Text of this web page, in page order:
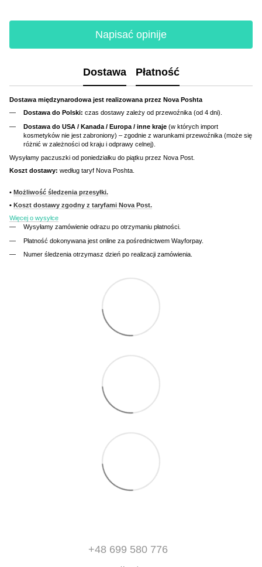
Napisać opinije
Dostawa Płatność
Dostawa międzynarodowa jest realizowana przez Nova Poshta
Dostawa do Polski: czas dostawy zależy od przewoźnika (od 4 dni).
Dostawa do USA / Kanada / Europa / inne kraje (w których import
kosmetyków nie jest zabroniony) – zgodnie z warunkami przewoźnika (może się
różnić w zależności od kraju i odprawy celnej).
Wysyłamy paczuszki od poniedziałku do piątku przez Nova Post.
Koszt dostawy: według taryf Nova Poshta.
• Możliwość śledzenia przesyłki.
• Koszt dostawy zgodny z taryfami Nova Post.
Więcej o wysyłce
Wysyłamy zamówienie odrazu po otrzymaniu płatności.
Płatność dokonywana jest online za pośrednictwem Wayforpay.
Numer śledzenia otrzymasz dzień po realizacji zamówienia.
+48 699 580 776